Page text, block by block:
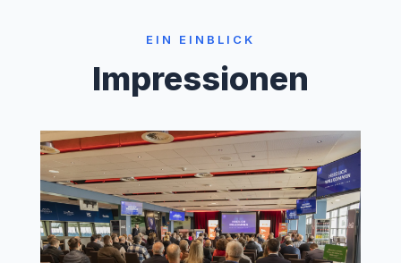
EIN EINBLICK
Impressionen